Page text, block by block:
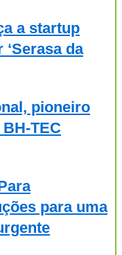
a startup
da
pioneiro
TEC
para uma